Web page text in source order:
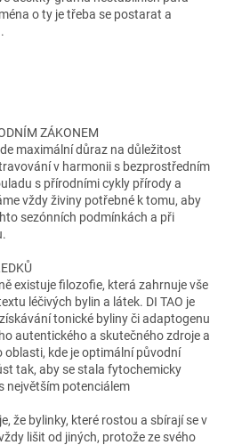
o ty je třeba se postarat a
ZÁKONEM
maximální důraz na důležitost
v harmonii s bezprostředním
s přírodními cykly přírody a
vždy živiny potřebné k tomu, aby
sezónních podmínkách a při
existuje filozofie, která zahrnuje vše
léčivých bylin a látek. DI TAO je
tonické byliny či adaptogenu
autentického a skutečného zdroje a
oblasti, kde je optimální původní
tak, aby se stala fytochemicky
největším potenciálem
že bylinky, které rostou a sbírají se v
lišit od jiných, protože ze svého